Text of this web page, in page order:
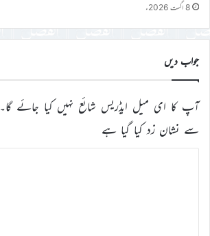
8 اگست 2026ء
جواب دیں
آپ کا ای میل ایڈریس شائع نہیں کیا جائے گا۔
سے نشان زد کیا گیا ہے